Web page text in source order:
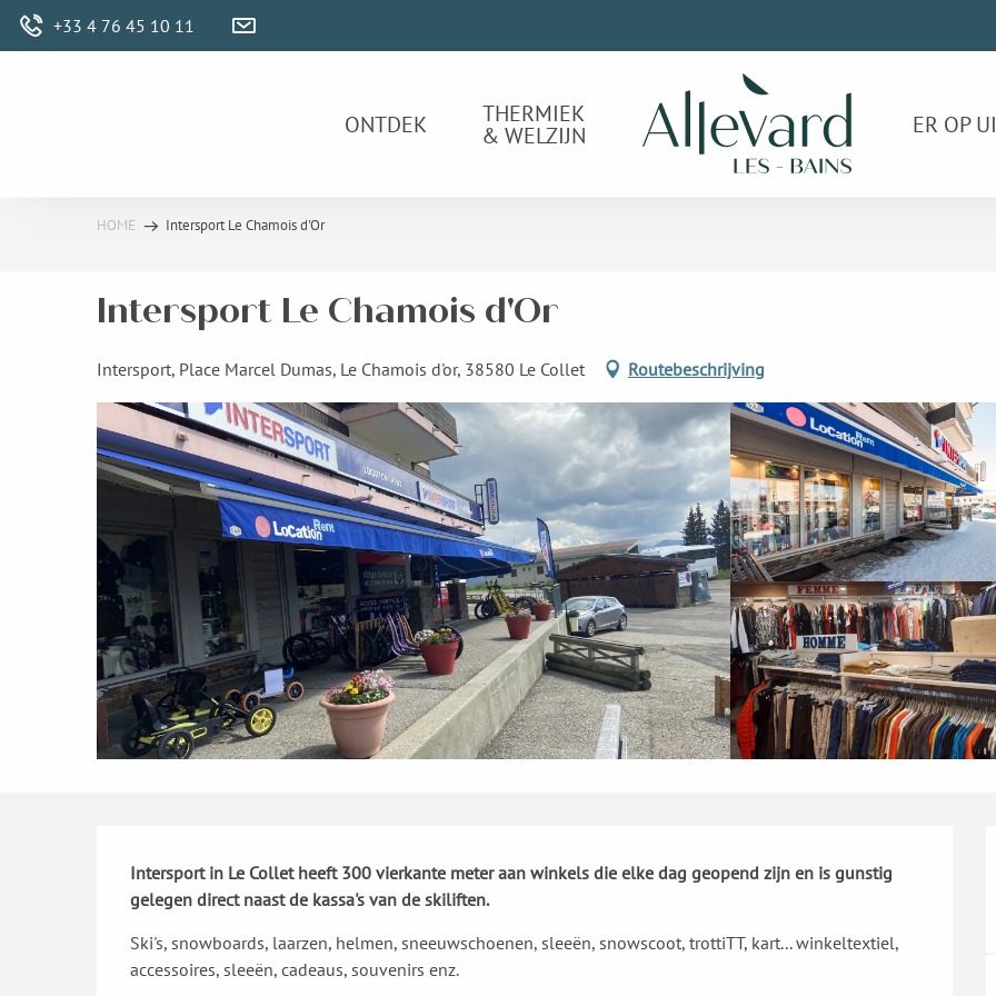
Aller
+33 4 76 45 10 11
ONTDEK THERMIEK
& WELZIJN ER OP
HOME Intersport Le Chamois d'Or
Intersport Le Chamois d'Or
Intersport, Place Marcel Dumas, Le Chamois d'or, 38580 Le Collet Routebeschrijving
Beschrijving
Intersport in Le Collet heeft 300 vierkante meter aan winkels die elke dag geopend zijn en is gunstig
gelegen direct naast de kassa's van de skiliften.
Ski's, snowboards, laarzen, helmen, sneeuwschoenen, sleeën, snowscoot, trottiTT, kart... winkeltextiel,
accessoires, sleeën, cadeaus, souvenirs enz.